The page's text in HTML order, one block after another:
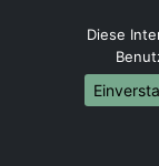
Umzug von
Umzug von
Umzug von
Umzug von
Umzug von
Diese